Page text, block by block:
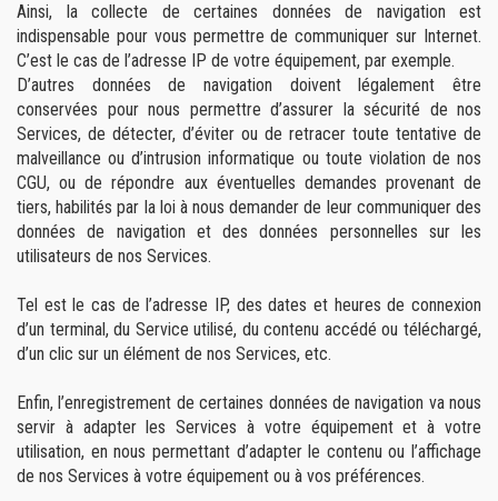
Ainsi, la collecte de certaines données de navigation est
indispensable pour vous permettre de communiquer sur Internet.
C’est le cas de l’adresse IP de votre équipement, par exemple.
D’autres données de navigation doivent légalement être
conservées pour nous permettre d’assurer la sécurité de nos
Services, de détecter, d’éviter ou de retracer toute tentative de
malveillance ou d’intrusion informatique ou toute violation de nos
CGU, ou de répondre aux éventuelles demandes provenant de
tiers, habilités par la loi à nous demander de leur communiquer des
données de navigation et des données personnelles sur les
utilisateurs de nos Services.
Tel est le cas de l’adresse IP, des dates et heures de connexion
d’un terminal, du Service utilisé, du contenu accédé ou téléchargé,
d’un clic sur un élément de nos Services, etc.
Enfin, l’enregistrement de certaines données de navigation va nous
servir à adapter les Services à votre équipement et à votre
utilisation, en nous permettant d’adapter le contenu ou l’affichage
de nos Services à votre équipement ou à vos préférences.